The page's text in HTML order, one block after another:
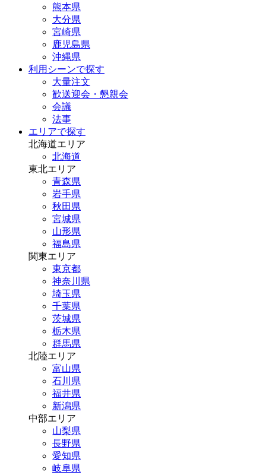
熊本県
大分県
宮崎県
鹿児島県
沖縄県
利用シーンで探す
大量注文
歓送迎会・懇親会
会議
法事
エリアで探す
北海道エリア
北海道
東北エリア
青森県
岩手県
秋田県
宮城県
山形県
福島県
関東エリア
東京都
神奈川県
埼玉県
千葉県
茨城県
栃木県
群馬県
北陸エリア
富山県
石川県
福井県
新潟県
中部エリア
山梨県
長野県
愛知県
岐阜県